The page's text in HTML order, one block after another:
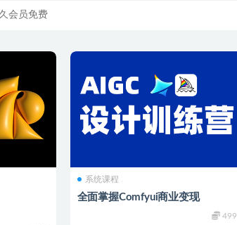
会员免费
系统课程
全面掌握Comfyui商业变现
499